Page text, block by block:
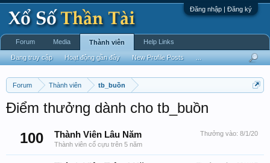
Đăng nhập | Đăng ký
Forum Thành viên tb_buồn
Điểm thưởng dành cho tb_buồn
100
Thưởng vào: 8/1/20
Thành Viên Lâu Năm
Thành viên cổ cựu trên 5 năm
Forum Media Thành viên
Đang truy cập Hoạt động gần đây New Profile Posts
Help Links